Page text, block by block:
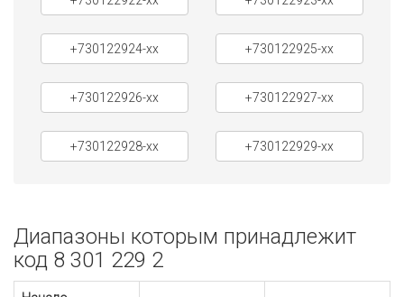
+730122924-xx +730122925-xx
+730122926-xx +730122927-xx
+730122928-xx +730122929-xx
Диапазоны которым принадлежит
код 8 301 229 2